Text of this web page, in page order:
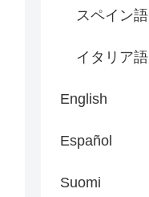
スペイン語
イタリア語
English
Español
Suomi